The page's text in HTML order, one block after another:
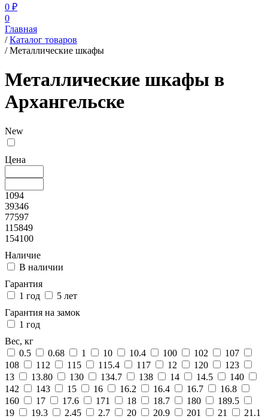
0 ₽
0
Главная
/ Каталог товаров
/ Металлические шкафы
Металлические шкафы в
Архангельске
New
Цена
1094
39346
77597
115849
154100
Наличие
В наличии
Гарантия
1 год
5 лет
Гарантия на замок
1 год
Вес, кг
0.5
0.68 1 10 10.4 100 102
107
108
112 115 115.4 117 12 120
123
13
13.80 130 134.7 138 14 14.5
140
142
143 15 16 16.2 16.4 16.7
16.8
160
17 17.6 171 18 18.7 180
189.5
19
19.3 2.45 2.7 20 20.9 201 21
21.1